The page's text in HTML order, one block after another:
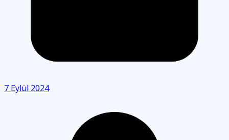
7 Eylül 2024